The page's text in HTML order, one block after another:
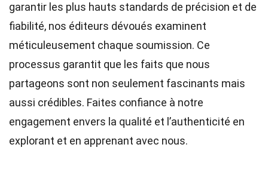
garantir les plus hauts standards de précision et de
fiabilité, nos éditeurs dévoués examinent
méticuleusement chaque soumission. Ce
processus garantit que les faits que nous
partageons sont non seulement fascinants mais
aussi crédibles. Faites confiance à notre
engagement envers la qualité et l’authenticité en
explorant et en apprenant avec nous.